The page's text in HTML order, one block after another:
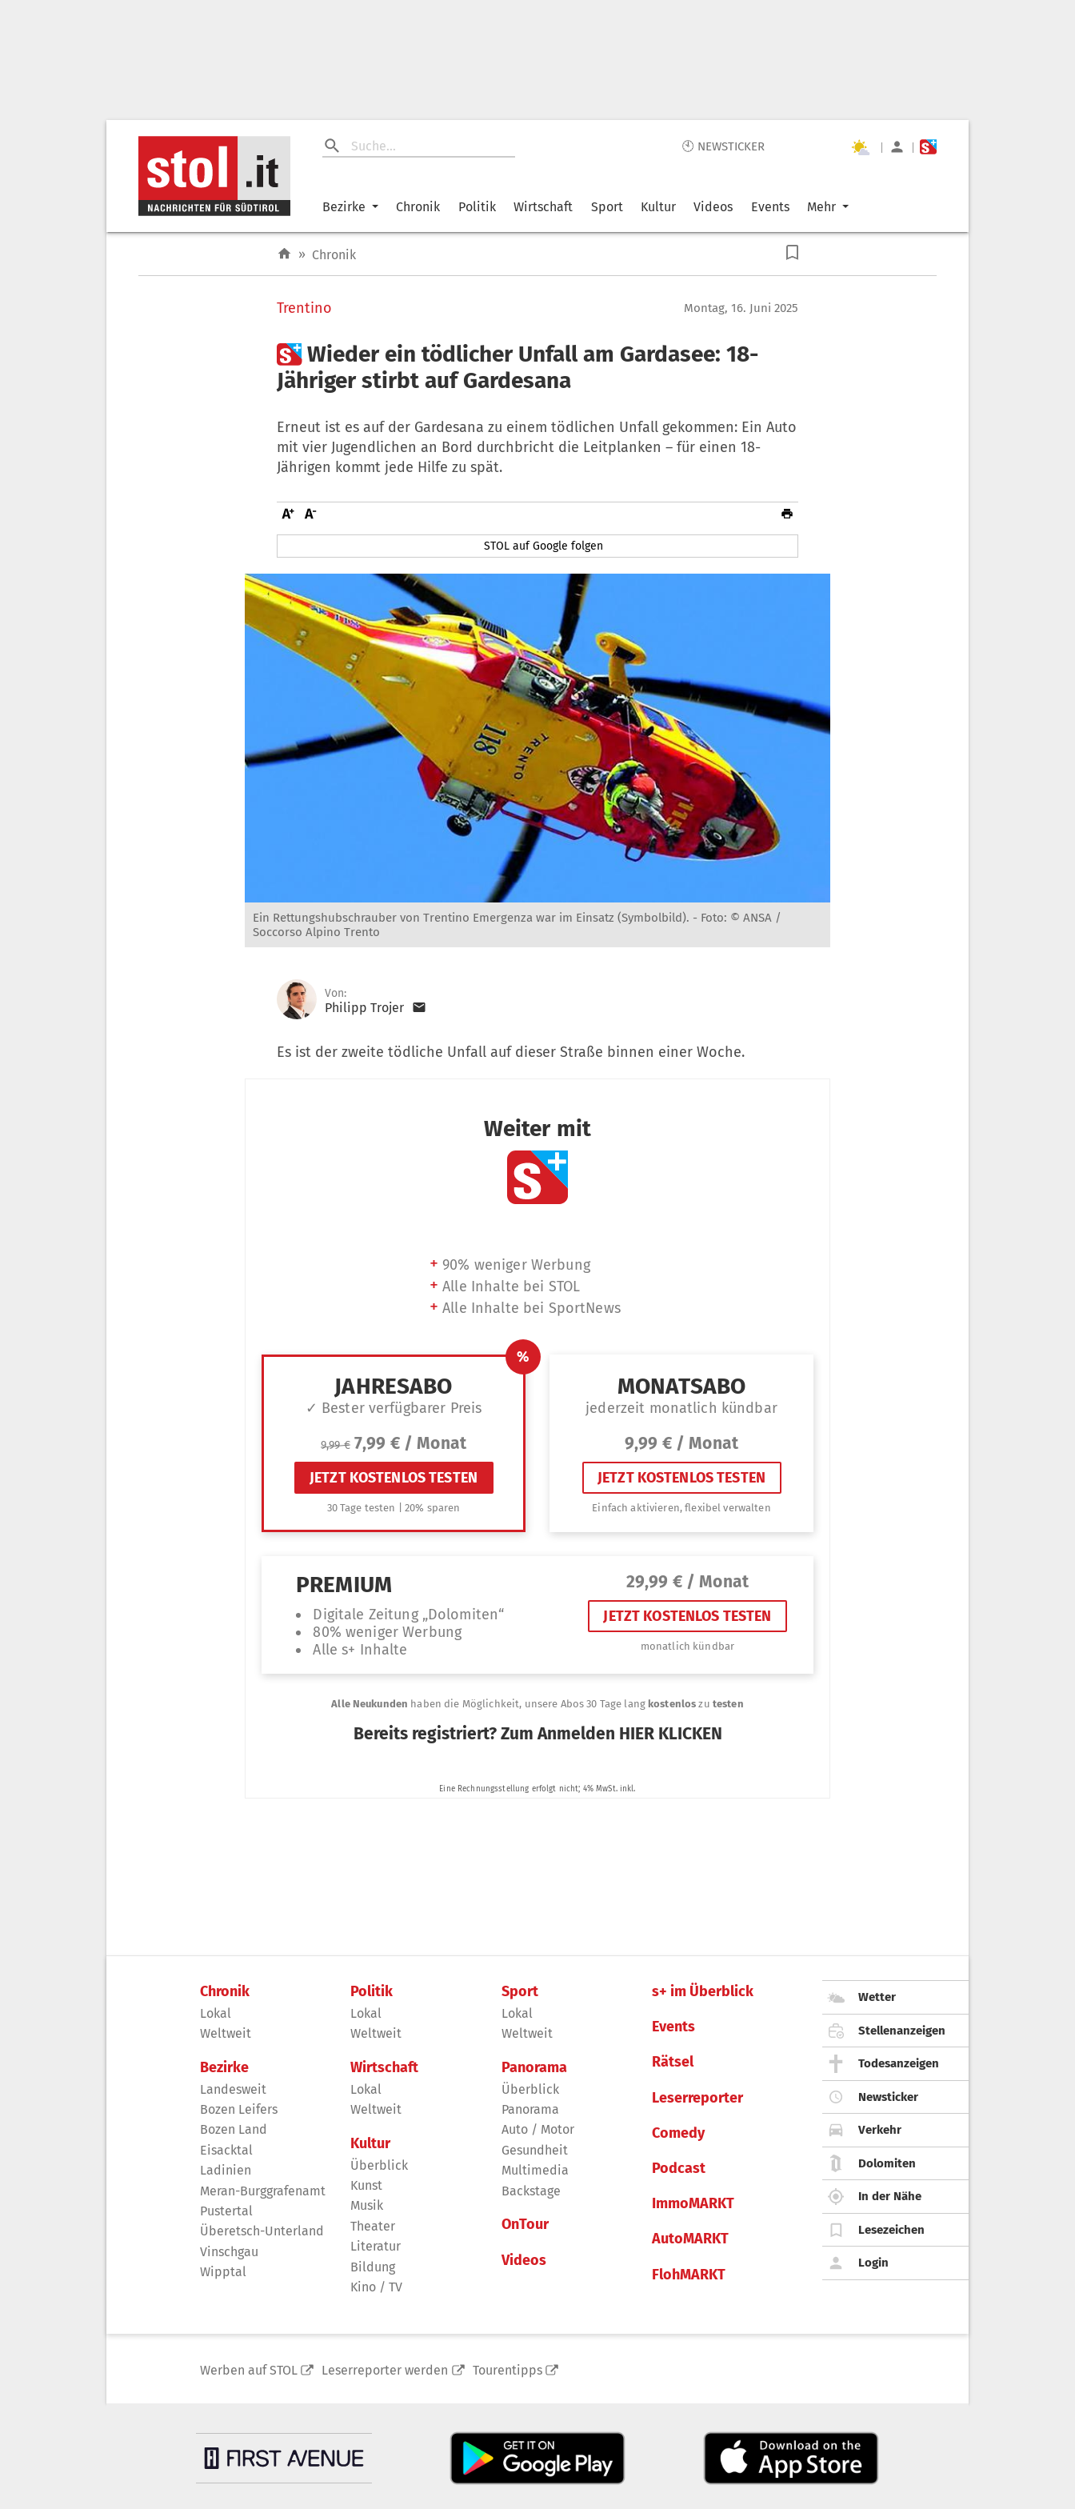
🕙 NEWSTICKER | |
Bezirke Chronik Politik Wirtschaft Sport Kultur Videos Events Mehr
» Chronik
Trentino Montag, 16. Juni 2025
Wieder ein tödlicher Unfall am Gardasee: 18-
Jähriger stirbt auf Gardesana
Erneut ist es auf der Gardesana zu einem tödlichen Unfall gekommen: Ein Auto
mit vier Jugendlichen an Bord durchbricht die Leitplanken – für einen 18-
Jährigen kommt jede Hilfe zu spät.
STOL auf Google folgen
Ein Rettungshubschrauber von Trentino Emergenza war im Einsatz (Symbolbild). - Foto: © ANSA /
Soccorso Alpino Trento
Von:
Philipp Trojer
Es ist der zweite tödliche Unfall auf dieser Straße binnen einer Woche.
Chronik
Lokal
Weltweit
Bezirke
Landesweit
Bozen Leifers
Bozen Land
Eisacktal
Ladinien
Meran-Burggrafenamt
Pustertal
Überetsch-Unterland
Vinschgau
Wipptal
Politik
Lokal
Weltweit
Wirtschaft
Lokal
Weltweit
Kultur
Überblick
Kunst
Musik
Theater
Literatur
Bildung
Kino / TV
Sport
Lokal
Weltweit
Panorama
Überblick
Panorama
Auto / Motor
Gesundheit
Multimedia
Backstage
OnTour
Videos
s+ im Überblick
Events
Rätsel
Leserreporter
Comedy
Podcast
ImmoMARKT
AutoMARKT
FlohMARKT
Wetter
Stellenanzeigen
Todesanzeigen
Newsticker
Verkehr
Dolomiten
In der Nähe
Lesezeichen
Login
Werben auf STOL Leserreporter werden Tourentipps